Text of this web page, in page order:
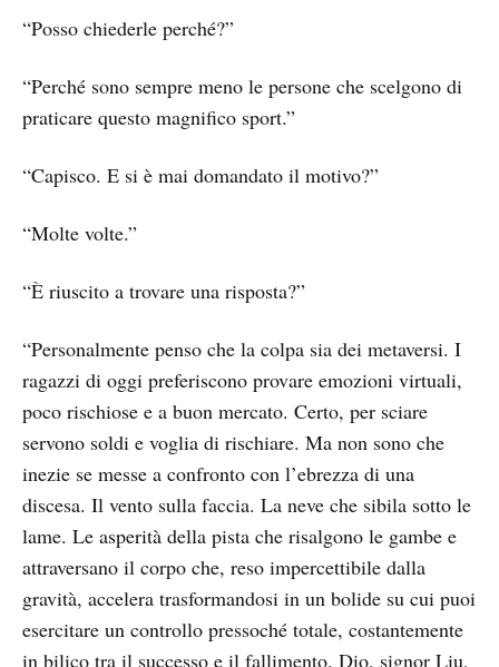
“Posso chiederle perché?”
“Perché sono sempre meno le persone che scelgono di
praticare questo magnifico sport.”
“Capisco. E si è mai domandato il motivo?”
“Molte volte.”
“È riuscito a trovare una risposta?”
“Personalmente penso che la colpa sia dei metaversi. I
ragazzi di oggi preferiscono provare emozioni virtuali,
poco rischiose e a buon mercato. Certo, per sciare
servono soldi e voglia di rischiare. Ma non sono che
inezie se messe a confronto con l’ebrezza di una
discesa. Il vento sulla faccia. La neve che sibila sotto le
lame. Le asperità della pista che risalgono le gambe e
attraversano il corpo che, reso impercettibile dalla
gravità, accelera trasformandosi in un bolide su cui puoi
esercitare un controllo pressoché totale, costantemente
in bilico tra il successo e il fallimento. Dio, signor Liu,